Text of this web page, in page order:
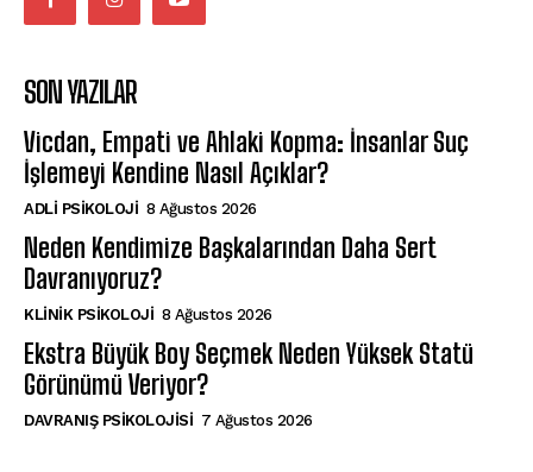
SON YAZILAR
Vicdan, Empati ve Ahlaki Kopma: İnsanlar Suç
İşlemeyi Kendine Nasıl Açıklar?
ADLI PSIKOLOJI 8 Ağustos 2026
Neden Kendimize Başkalarından Daha Sert
Davranıyoruz?
KLINIK PSIKOLOJI 8 Ağustos 2026
Ekstra Büyük Boy Seçmek Neden Yüksek Statü
Görünümü Veriyor?
DAVRANIŞ PSIKOLOJISI 7 Ağustos 2026